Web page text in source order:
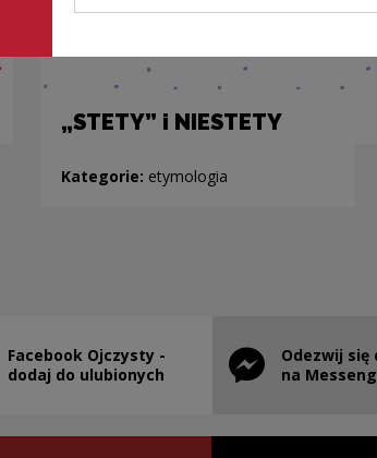
„STETY” i NIESTETY
Kategorie: etymologia
Facebook Ojczysty -
dodaj do ulubionych
the link will open in a new window
Odezwij się
na
Note, the link will